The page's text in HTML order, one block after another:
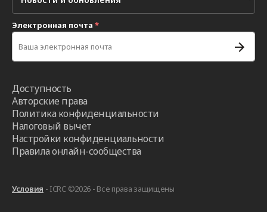
Электронная почта *
Доступность
Авторские права
Политика конфиденциальности
Налоговый вычет
Настройки конфиденциальности
Правила онлайн-сообщества
Условия - ICRC ©2026 - Все права защищены